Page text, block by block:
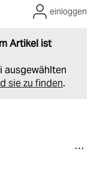
Artikel ist
ausgewählten
sie zu finden.
einloggen